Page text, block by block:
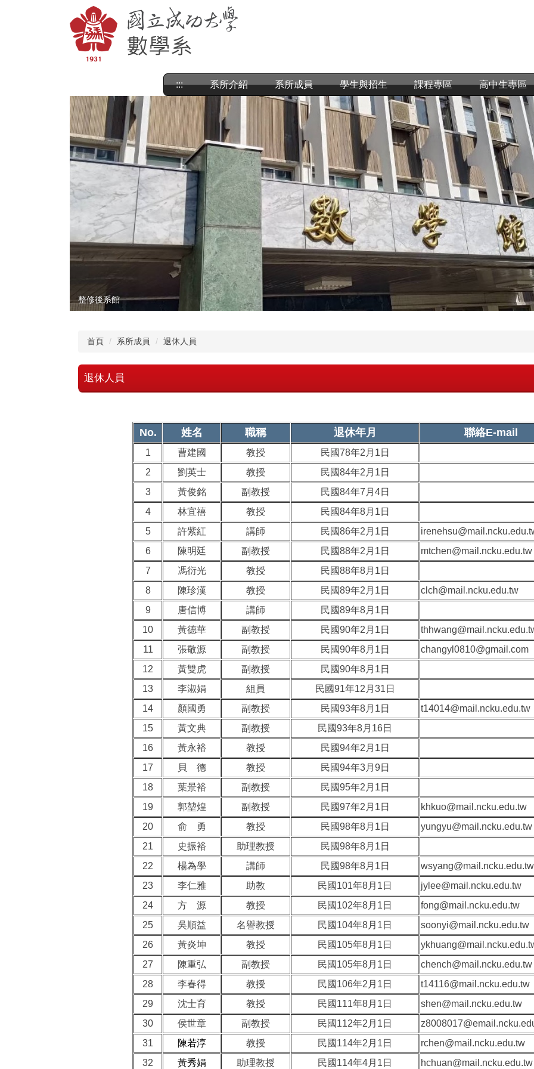
::: 系所介紹 系所成員 學生與招生 課程專區 高中生專區
整修後系館
首頁 系所成員 退休人員
退休人員
No. 姓名 職稱 退休年月 聯絡E-mail
1 曹建國 教授
民國78年2月1日
2
劉英士 教授
民國84年2月1日
3
黃俊銘 副教授
民國84年7月4日
4
林宜禧 教授
民國84年8月1日
5
許紫紅 講師 民國86年2月1日
6
陳明廷 副教授 民國88年2月1日
mtchen@mail.ncku.edu.tw
7
馮衍光 教授
民國88年8月1日
8
陳珍漢 教授 民國89年2月1日
clch@mail.ncku.edu.tw
9
唐信博 講師
民國89年8月1日
10
黃德華 副教授 民國90年2月1日
11
張敬源 副教授 民國90年8月1日
changyl0810@gmail.com
12
黃雙虎 副教授
民國90年8月1日
13
李淑娟 組員
民國91年12月31日
14
顏國勇 副教授 民國93年8月1日
t14014@mail.ncku.edu.tw
15
黃文典 副教授
民國93年8月16日
16
黃永裕 教授
民國94年2月1日
17
貝 德 教授
民國94年3月9日
18
葉景裕 副教授
民國95年2月1日
19
郭堃煌 副教授 民國97年2月1日
khkuo@mail.ncku.edu.tw
20
俞 勇 教授 民國98年8月1日
yungyu@mail.ncku.edu.tw
21
史振裕 助理教授
民國98年8月1日
22
楊為學 講師 民國98年8月1日
wsyang@mail.ncku.edu.tw
23
李仁雅 助教 民國101年8月1日
jylee@mail.ncku.edu.tw
24
方 源 教授 民國102年8月1日
fong@mail.ncku.edu.tw
25
吳順益 名譽教授 民國104年8月1日
soonyi@mail.ncku.edu.tw
26
黃炎坤 教授 民國105年8月1日
27
陳重弘 副教授 民國105年8月1日
chench@mail.ncku.edu.tw
28
李春得 教授 民國106年2月1日
t14116@mail.ncku.edu.tw
29
沈士育 教授 民國111年8月1日
shen@mail.ncku.edu.tw
30
侯世章 副教授 民國112年2月1日
31
陳若淳 教授 民國114年2月1日
rchen@mail.ncku.edu.tw
32
黃秀娟 助理教授 民國114年4月1日 hchuan@mail.ncku.edu.tw